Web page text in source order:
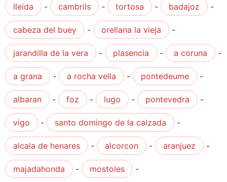
lleida - cambrils - tortosa - badajoz -
cabeza del buey - orellana la vieja -
jarandilla de la vera - plasencia - a coruna -
a grana - a rocha vella - pontedeume -
albaran - foz - lugo - pontevedra -
vigo - santo domingo de la calzada -
alcala de henares - alcorcon - aranjuez -
majadahonda - mostoles -